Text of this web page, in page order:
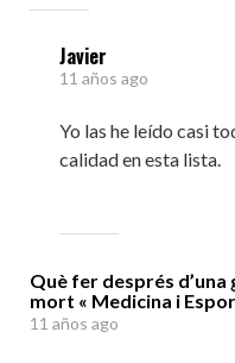
Javier
11 años ago
Yo las he leído casi
calidad en esta lista.
Què fer després d’una
mort « Medicina i
11 años ago